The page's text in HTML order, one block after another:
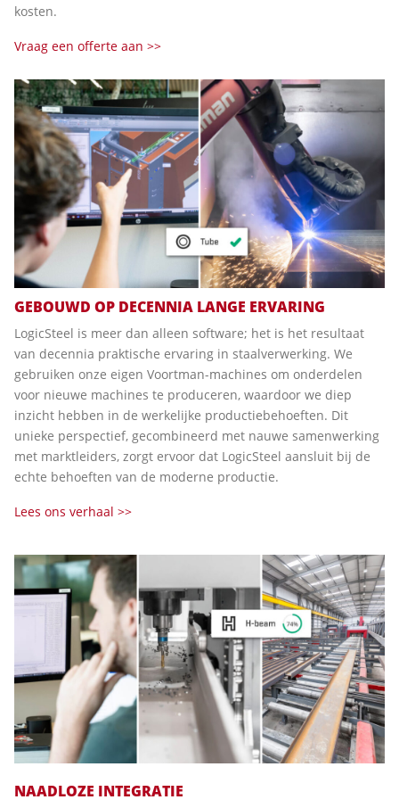
kosten.
Vraag een offerte aan >>
GEBOUWD OP DECENNIA LANGE ERVARING
LogicSteel is meer dan alleen software; het is het resultaat
van decennia praktische ervaring in staalverwerking. We
gebruiken onze eigen Voortman-machines om onderdelen
voor nieuwe machines te produceren, waardoor we diep
inzicht hebben in de werkelijke productiebehoeften. Dit
unieke perspectief, gecombineerd met nauwe samenwerking
met marktleiders, zorgt ervoor dat LogicSteel aansluit bij de
echte behoeften van de moderne productie.
Lees ons verhaal >>
NAADLOZE INTEGRATIE